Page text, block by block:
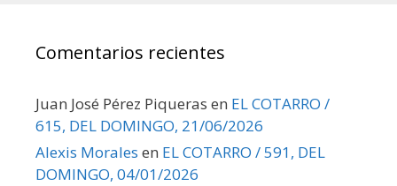
Comentarios recientes
Juan José Pérez Piqueras en EL COTARRO /
615, DEL DOMINGO, 21/06/2026
Alexis Morales en EL COTARRO / 591, DEL
DOMINGO, 04/01/2026